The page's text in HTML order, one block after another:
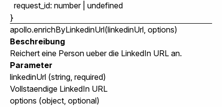
  request_id: number | undefined
apollo.enrichByLinkedinUrl(linkedinUrl, options)
Beschreibung
Reichert eine Person ueber die LinkedIn URL an.
Parameter
linkedinUrl (string, required)
Vollstaendige LinkedIn URL
options (object, optional)